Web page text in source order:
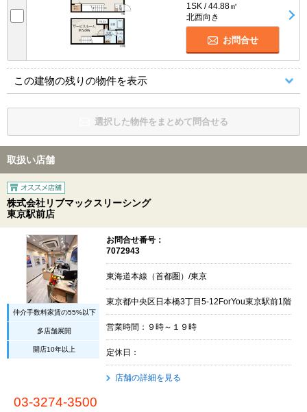
1SK / 44.88㎡
北西向き
お問合せ
この建物の残りの物件を表示
選択した物件をまとめて問合せる
取扱い店舗
株式会社リブマックスリーシング
東京駅前店
仲介手数料家賃の55%以下
多店舗展開
開店10年以上
お問合せ番号：
7072943
東海道本線（首都圏）/東京
東京都中央区日本橋3丁目5-12ForYou東京駅前1階
営業時間：９時～１９時
定休日：
店舗の詳細を見る
03-3274-3500